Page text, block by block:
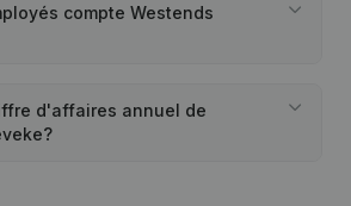
compte Westends
d'affaires annuel de